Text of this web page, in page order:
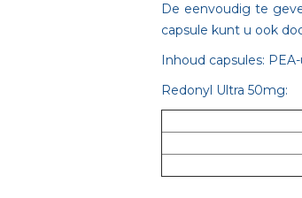
De eenvoudig te
capsule kunt u ook
Inhoud capsules:
Redonyl Ultra 50mg: